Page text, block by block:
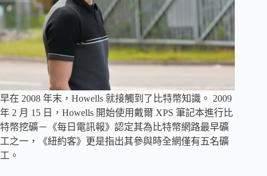
早在 2008 年末，Howells 就接觸到了比特幣知識。 2009
年 2 月 15 日，Howells 開始使用戴爾 XPS 筆記本進行比
特幣挖礦－《每日電訊報》認定其為比特幣網路最早礦
工之一，《紐約客》更是指出其參與時全網僅有五名礦
工。